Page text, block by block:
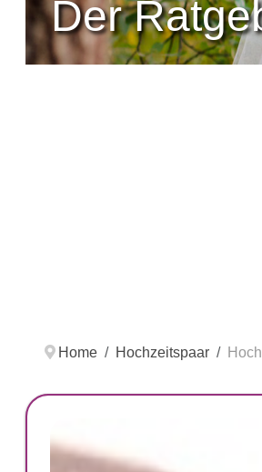
Der
Home Hochzeitspaar